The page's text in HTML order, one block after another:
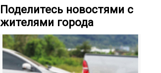
Поделитесь новостями с
жителями города